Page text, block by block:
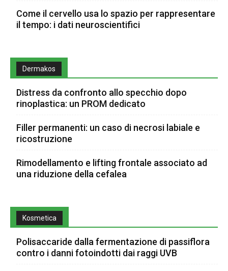
Come il cervello usa lo spazio per rappresentare
il tempo: i dati neuroscientifici
Dermakos
Distress da confronto allo specchio dopo
rinoplastica: un PROM dedicato
Filler permanenti: un caso di necrosi labiale e
ricostruzione
Rimodellamento e lifting frontale associato ad
una riduzione della cefalea
Kosmetica
Polisaccaride dalla fermentazione di passiflora
contro i danni fotoindotti dai raggi UVB